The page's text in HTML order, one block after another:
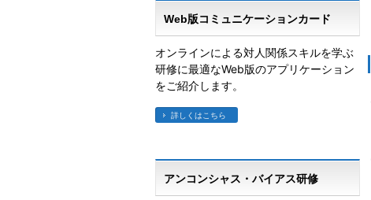
Web版コミュニケーションカード
オンラインによる対人関係スキルを学ぶ
研修に最適なWeb版のアプリケーション
をご紹介します。
詳しくはこちら
アンコンシャス・バイアス研修